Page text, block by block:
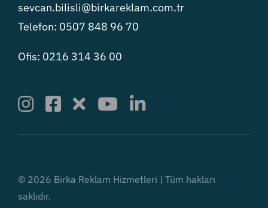
sevcan.bilisli@birkareklam.com.tr
Telefon: 0507 848 96 70
Ofis: 0216 314 36 00
© 2026 Birka Reklam Hizmetleri | Tüm hakları
saklıdır.